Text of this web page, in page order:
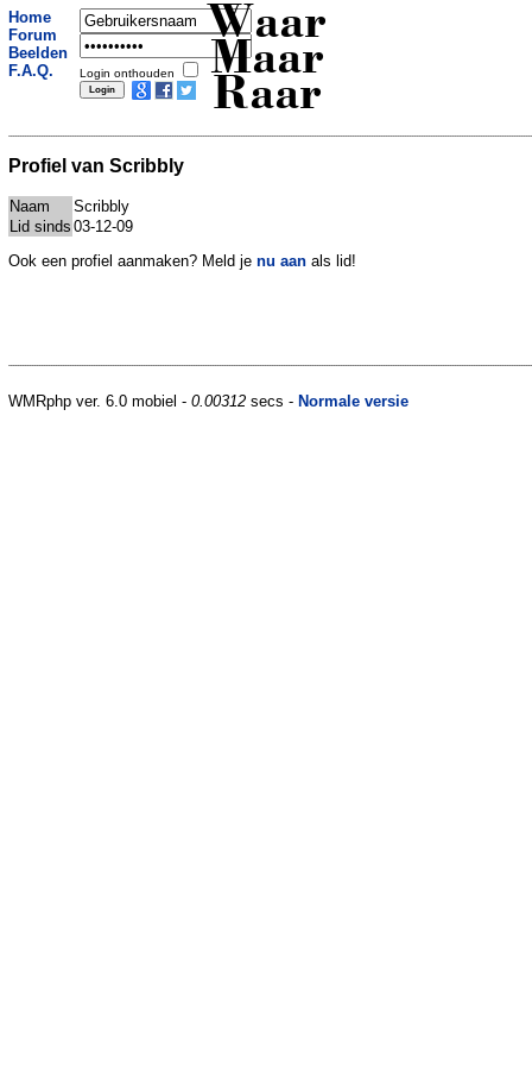
Home
Forum
Beelden
F.A.Q.
Login onthouden
Waar
Maar
Raar
Profiel van Scribbly
Naam
Scribbly
Lid sinds 03-12-09
Ook een profiel aanmaken? Meld je nu aan als lid!
WMRphp ver. 6.0 mobiel - 0.00312 secs - Normale versie